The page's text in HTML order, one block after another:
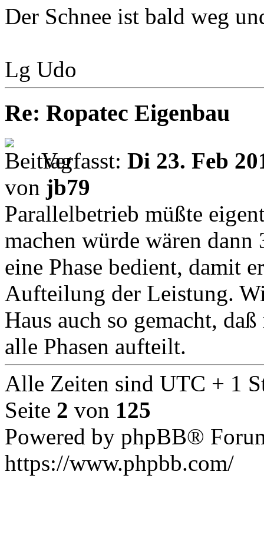
Der Schnee ist bald weg
Lg Udo
Re: Ropatec Eigenbau
Verfasst: Di 23. Feb
von jb79
Parallelbetrieb müßte
machen würde wären
eine Phase bedient, damit
Aufteilung der Leistung.
Haus auch so gemacht,
alle Phasen aufteilt.
Alle Zeiten sind UTC + 1
Seite 2 von 125
Powered by phpBB®
https://www.phpbb.com/